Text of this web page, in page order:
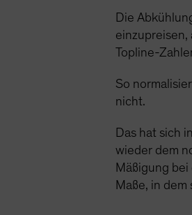
Die
einzupreisen,
Topline-
So
nicht.
Das hat sich
wieder dem
Mäßigung
Maße, in